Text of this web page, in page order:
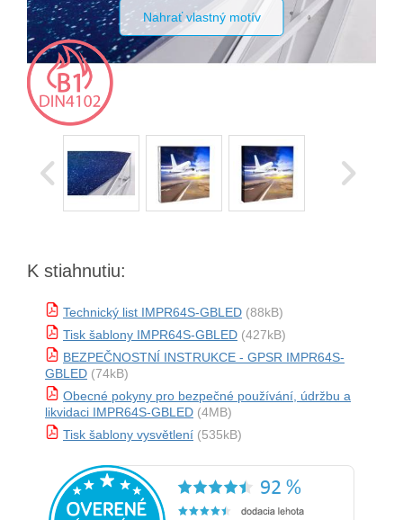
Nahrať vlastný motív
K stiahnutiu:
Technický list IMPR64S-GBLED (88kB)
Tisk šablony IMPR64S-GBLED (427kB)
BEZPEČNOSTNÍ INSTRUKCE - GPSR IMPR64S-
GBLED (74kB)
Obecné pokyny pro bezpečné používání, údržbu a
likvidaci IMPR64S-GBLED (4MB)
Tisk šablony vysvětlení (535kB)